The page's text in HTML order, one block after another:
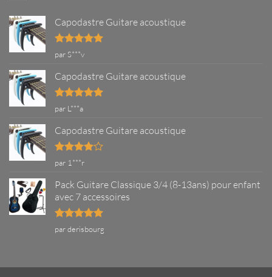
?
Capodastre Guitare acoustique
Note5sur
par S***v
Capodastre Guitare acoustique
Note5
par L***a
Capodastre Guitare acoustique
Note4
par 1***r
Pack Guitare Classique 3/4 (8-13ans) pour enfant
avec 7 accessoires
Note5sur
par derisbourg